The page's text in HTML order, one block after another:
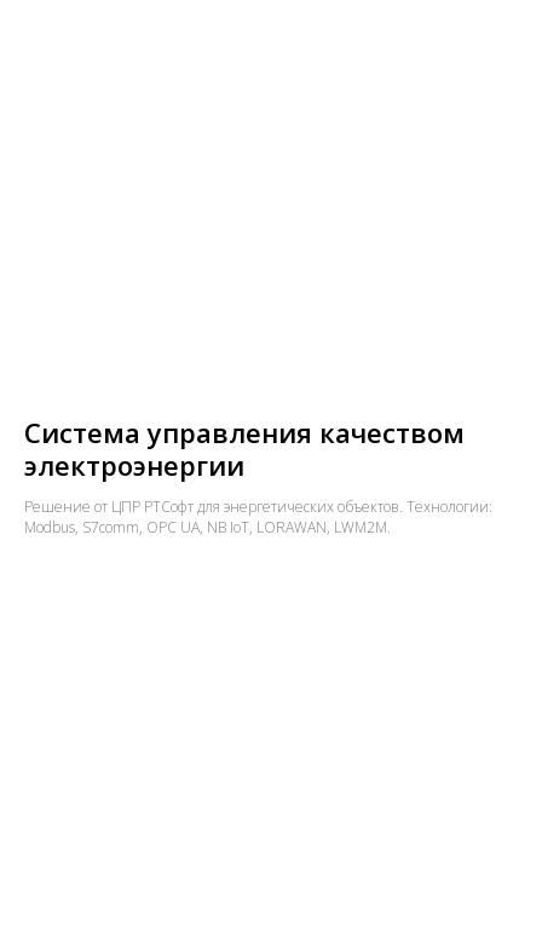
Система управления качеством
электроэнергии
Решение от ЦПР РТСофт для энергетических объектов. Технологии:
Modbus, S7comm, OPC UA, NB IoT, LORAWAN, LWM2M.